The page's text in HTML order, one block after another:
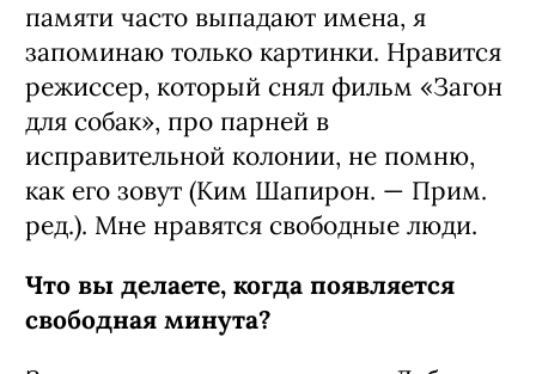
памяти часто выпадают имена, я
запоминаю только картинки. Нравится
режиссер, который снял фильм «Загон
для собак», про парней в
исправительной колонии, не помню,
как его зовут (Ким Шапирон. — Прим.
ред.). Мне нравятся свободные люди.
Что вы делаете, когда появляется
свободная минута?